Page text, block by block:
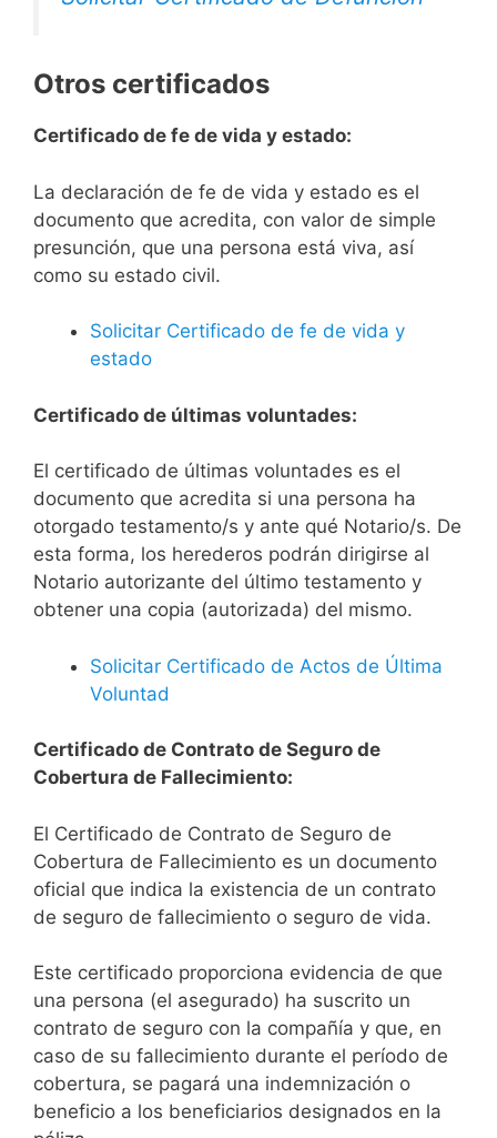
Otros certificados
Certificado de fe de vida y estado:
La declaración de fe de vida y estado es el
documento que acredita, con valor de simple
presunción, que una persona está viva, así
como su estado civil.
Solicitar Certificado de fe de vida y
estado
Certificado de últimas voluntades:
El certificado de últimas voluntades es el
documento que acredita si una persona ha
otorgado testamento/s y ante qué Notario/s. De
esta forma, los herederos podrán dirigirse al
Notario autorizante del último testamento y
obtener una copia (autorizada) del mismo.
Solicitar Certificado de Actos de Última
Voluntad
Certificado de Contrato de Seguro de
Cobertura de Fallecimiento:
El Certificado de Contrato de Seguro de
Cobertura de Fallecimiento es un documento
oficial que indica la existencia de un contrato
de seguro de fallecimiento o seguro de vida.
Este certificado proporciona evidencia de que
una persona (el asegurado) ha suscrito un
contrato de seguro con la compañía y que, en
caso de su fallecimiento durante el período de
cobertura, se pagará una indemnización o
beneficio a los beneficiarios designados en la